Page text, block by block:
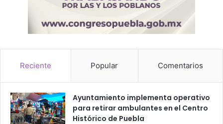
Reciente Popular Comentarios
Ayuntamiento implementa operativo
para retirar ambulantes en el Centro
Histórico de Puebla